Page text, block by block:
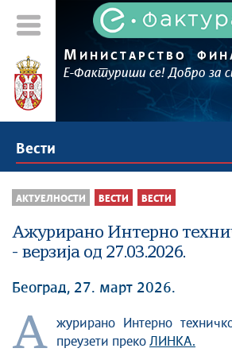
М ИНИСТАРСТВО
Е-Фактуриши се! Добро за
Вести
АКТУЕЛНОСТИ ВЕСТИ ВЕСТИ
Ажурирано Интерно
- верзија од 27.03.2026.
Београд, 27. март 2026.
А
журирано Интерно
преузети преко ЛИНКА.